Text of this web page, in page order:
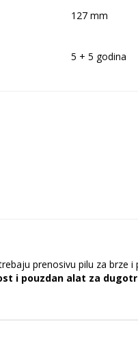
127 mm
5 + 5 godina
prenosivu pilu za brze
i pouzdan alat za